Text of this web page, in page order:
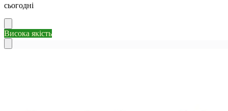
сьогодні
Висока якість